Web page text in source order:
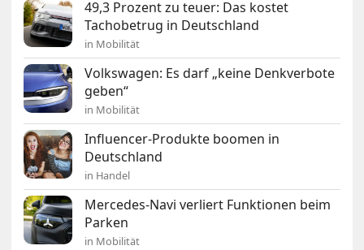
49,3 Prozent zu teuer: Das kostet
Tachobetrug in Deutschland
in Mobilität
Volkswagen: Es darf „keine Denkverbote
geben“
in Mobilität
Influencer-Produkte boomen in
Deutschland
in Handel
Mercedes-Navi verliert Funktionen beim
Parken
in Mobilität